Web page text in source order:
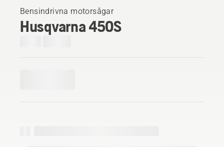
Bensindrivna motorsågar
Husqvarna 450S